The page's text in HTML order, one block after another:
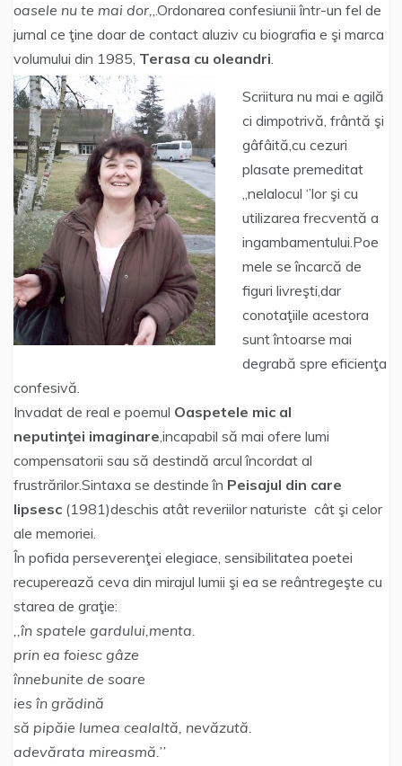
oasele nu te mai dor,,.Ordonarea confesiunii într-un fel de
jurnal ce ţine doar de contact aluziv cu biografia e şi marca
volumului din 1985, Terasa cu oleandri.
Scriitura nu mai e agilă
ci dimpotrivă, frântă şi
gâfâită,cu cezuri
plasate premeditat
,,nelalocul ‘’lor şi cu
utilizarea frecventă a
ingambamentului.Poe
mele se încarcă de
figuri livreşti,dar
conotaţiile acestora
sunt întoarse mai
degrabă spre eficienţa
confesivă.
Invadat de real e poemul Oaspetele mic al
neputinţei imaginare,incapabil să mai ofere lumi
compensatorii sau să destindă arcul încordat al
frustrărilor.Sintaxa se destinde în Peisajul din care
lipsesc (1981)deschis atât reveriilor naturiste cât şi celor
ale memoriei.
În pofida perseverenţei elegiace, sensibilitatea poetei
recuperează ceva din mirajul lumii şi ea se reântregeşte cu
starea de graţie:
,,în spatele gardului,menta.
prin ea foiesc gâze
înnebunite de soare
ies în grădină
să pipăie lumea cealaltă, nevăzută.
adevărata mireasmă.’’